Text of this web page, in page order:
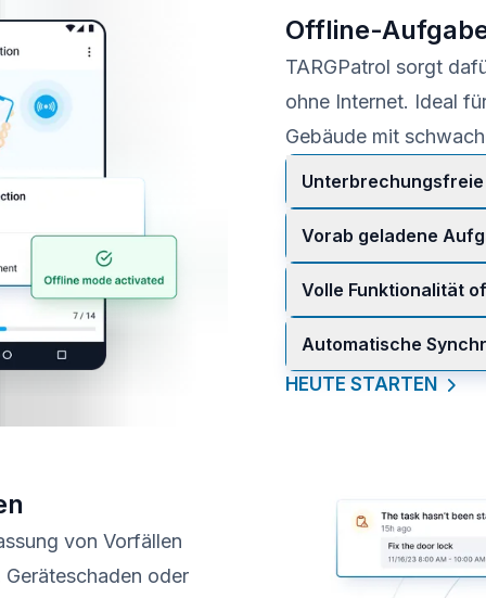
Offline-
TARGPatrol sorgt
ohne Internet. Ideal
Gebäude mit
Checklisten zu und
Vorab geladene
und Hinweise.
Volle Funktionalität
Fortschritt markieren,
Automatische
Nach der
HEUTE STARTEN
von Vorfällen
oder